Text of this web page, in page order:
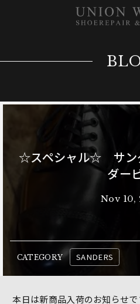
☆スペシャル☆ サン
ダー
Nov 10,
CATEGORY SANDERS
本日は新商品入荷のお知らせで